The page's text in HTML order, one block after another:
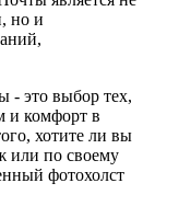
но и
- это выбор тех,
и комфорт в
хотите ли вы
или по своему
фотохолст